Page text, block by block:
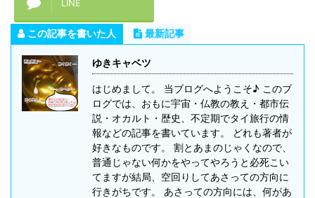
LINE
この記事を書いた人 最新記事
ゆきキャベツ
はじめまして。 当ブログへようこそ♪ このブ
ログでは、おもに宇宙・仏教の教え・都市伝
説・オカルト・歴史、不定期でタイ旅行の情
報などの記事を書いています。 どれも著者が
好きなものです。 割とあまのじゃくなので、
普通じゃない何かをやってやろうと必死こい
てますが結局、空回りしてあさっての方向に
行きがちです。 あさっての方向には、何があ